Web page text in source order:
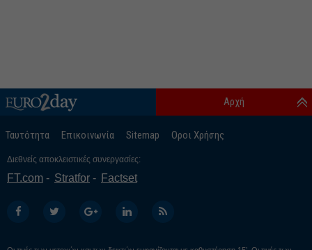
Ταυτότητα Επικοινωνία Sitemap Οροι Χρήσης
Αρχή
Διεθνείς αποκλειστικές συνεργασίες:
FT.com Stratfor Factset